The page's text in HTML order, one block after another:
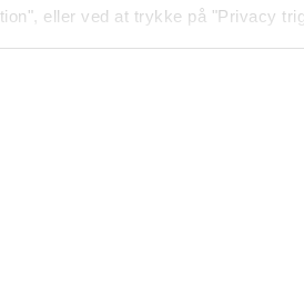
eller ved at trykke på "Privacy
og cookies fra tredjeparter til at
dine præferencer samt til brug